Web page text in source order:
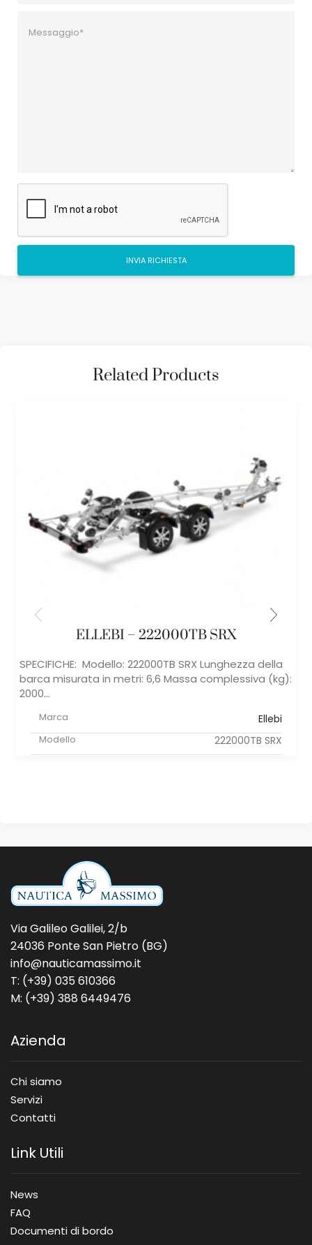
Related Products
ELLEBI – 222000TB SRX
SPECIFICHE: Modello: 222000TB SRX Lunghezza della
barca misurata in metri: 6,6 Massa complessiva (kg):
2000...
Marca Ellebi
Modello 222000TB SRX
Via Galileo Galilei, 2/b
24036 Ponte San Pietro (BG)
info@nauticamassimo.it
T: (+39) 035 610366
M: (+39) 388 6449476
Azienda
Chi siamo
Servizi
Contatti
Link Utili
News
FAQ
Documenti di bordo